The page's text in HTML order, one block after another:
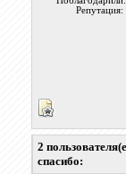
Репутация:
2
cпасибо: